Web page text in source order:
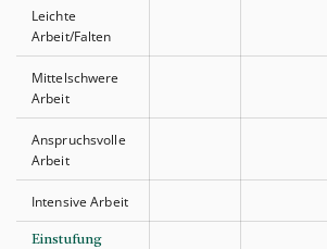
Leichte
Arbeit/Falten
Mittelschwere
Arbeit
Anspruchsvolle
Arbeit
Intensive Arbeit
Einstufung